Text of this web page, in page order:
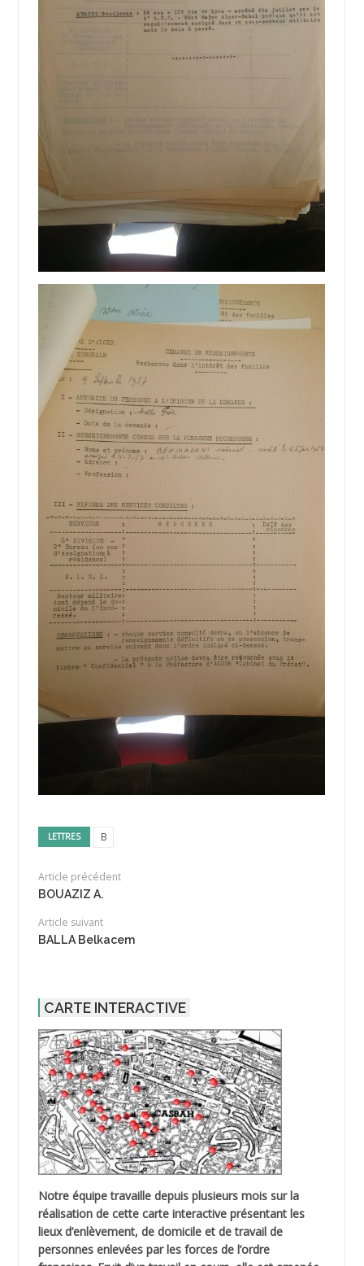
LETTRES B
Article précédent
BOUAZIZ A.
Article suivant
BALLA Belkacem
CARTE INTERACTIVE
Notre équipe travaille depuis plusieurs mois sur la
réalisation de cette carte interactive présentant les
lieux d’enlèvement, de domicile et de travail de
personnes enlevées par les forces de l’ordre